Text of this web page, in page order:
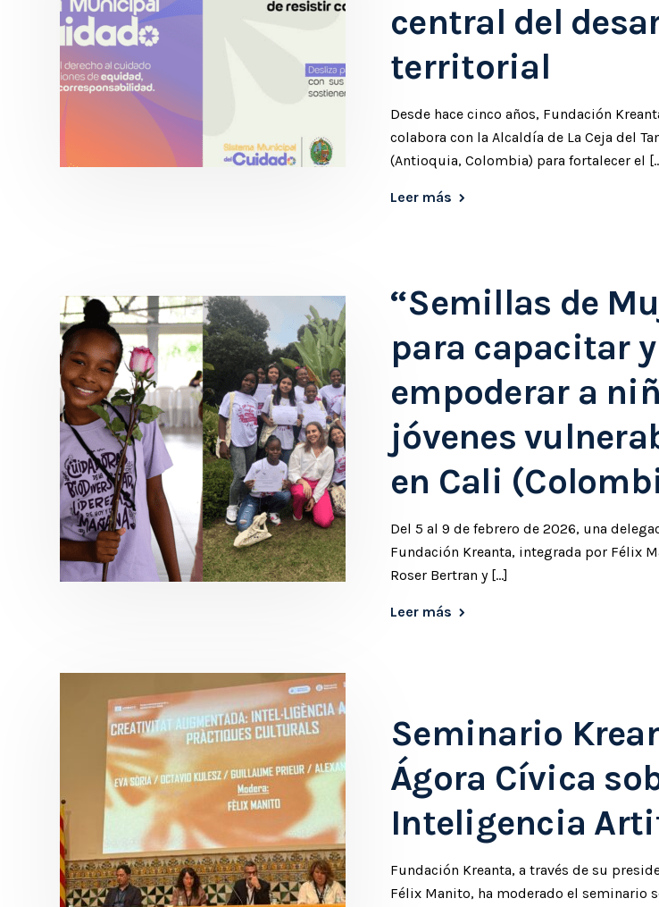
central del
territorial
Desde hace cinco años, Fundación
colabora con la Alcaldía de La Ceja del
(Antioquia, Colombia) para fortalecer el
Leer más
“Semillas de
para capacitar y
empoderar a
jóvenes
en Cali
Del 5 al 9 de febrero de 2026, una
Fundación Kreanta, integrada por Félix
Roser Bertran y […]
Leer más
Seminario
Ágora Cívica
Inteligencia
Fundación Kreanta, a través de su
Félix Manito, ha moderado el seminario